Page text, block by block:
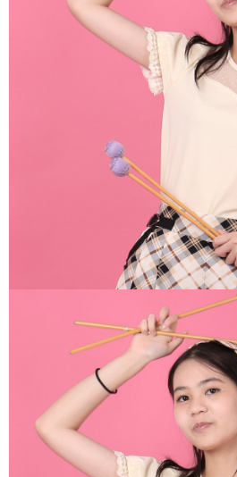
付款後7-11取貨
每筆NT$60，滿NT$1,000(含以上)免運費